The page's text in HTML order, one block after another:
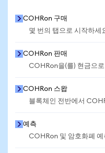
COHRon 구매
몇 번의 탭으로 시작하세
COHRon 판매
COHRon을(를) 현금으
COHRon 스왑
블록체인 전반에서
예측
COHRon 및 암호화폐